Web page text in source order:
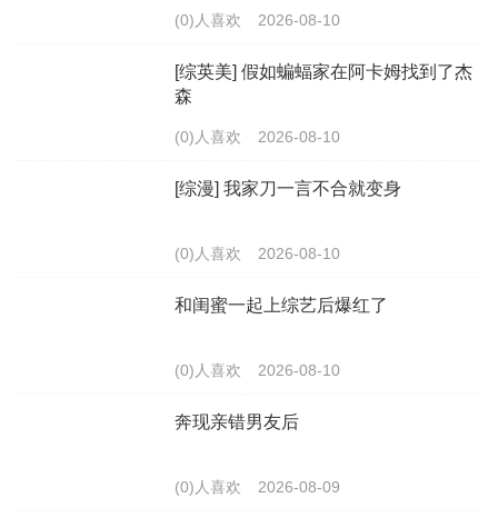
(0)人喜欢 2026-08-10
[综英美] 假如蝙蝠家在阿卡姆找到了杰
森
(0)人喜欢 2026-08-10
[综漫] 我家刀一言不合就变身
(0)人喜欢 2026-08-10
和闺蜜一起上综艺后爆红了
(0)人喜欢 2026-08-10
奔现亲错男友后
(0)人喜欢 2026-08-09